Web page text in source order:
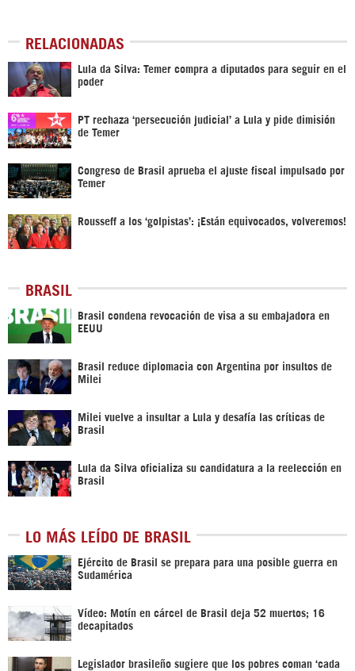
RELACIONADAS
Lula da Silva: Temer compra a diputados para seguir en el
poder
PT rechaza ‘persecución judicial’ a Lula y pide dimisión
de Temer
Congreso de Brasil aprueba el ajuste fiscal impulsado por
Temer
Rousseff a los ‘golpistas’: ¡Están equivocados, volveremos!
BRASIL
Brasil condena revocación de visa a su embajadora en
EEUU
Brasil reduce diplomacia con Argentina por insultos de
Milei
Milei vuelve a insultar a Lula y desafía las críticas de
Brasil
Lula da Silva oficializa su candidatura a la reelección en
Brasil
LO MÁS LEÍDO DE BRASIL
Ejército de Brasil se prepara para una posible guerra en
Sudamérica
Vídeo: Motín en cárcel de Brasil deja 52 muertos; 16
decapitados
Legislador brasileño sugiere que los pobres coman ‘cada